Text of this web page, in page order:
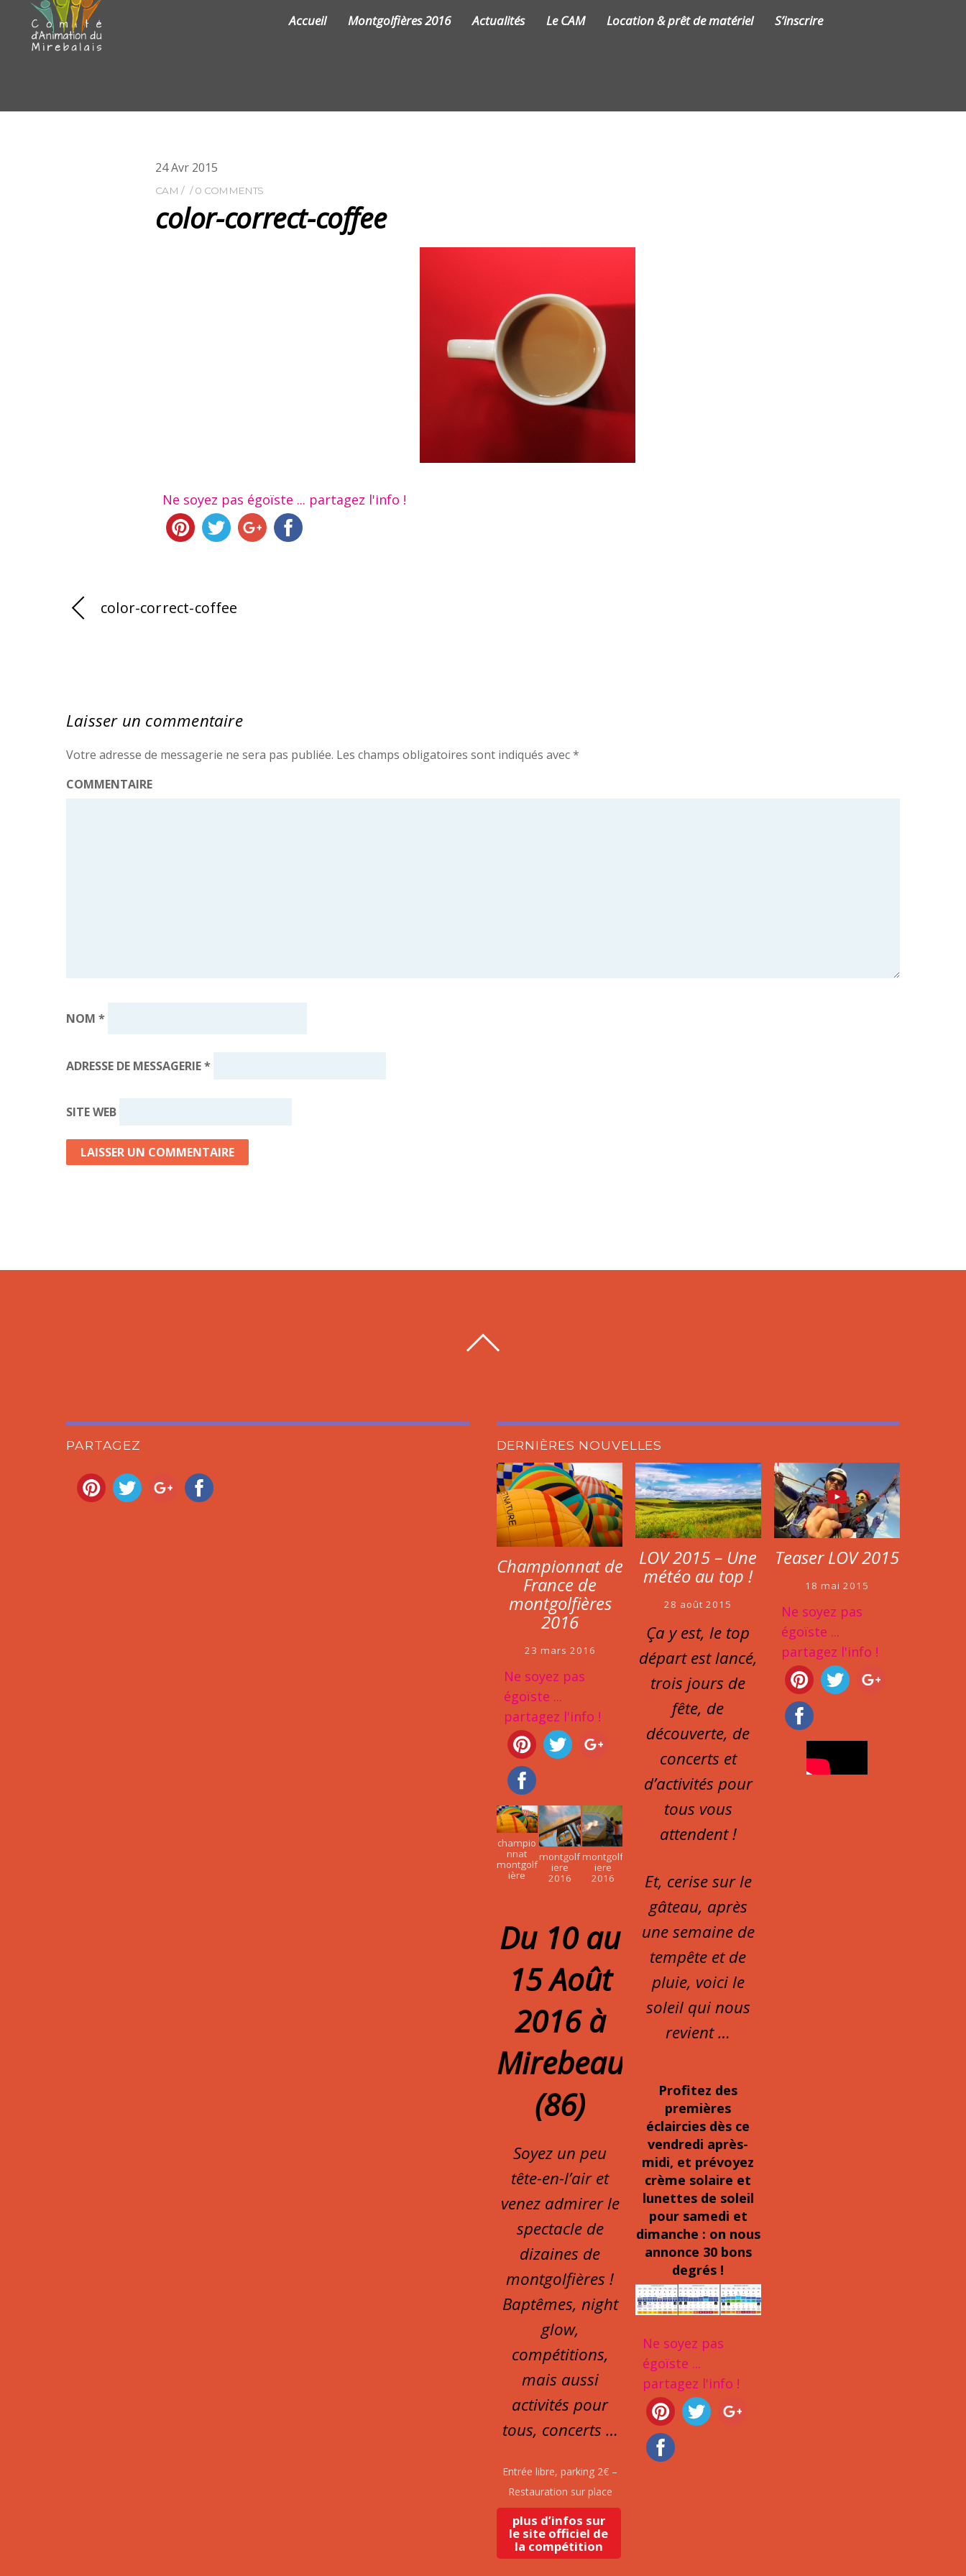
Accueil Montgolfières 2016 Actualités Le CAM Location & prêt de matériel S’inscrire
24Avr 2015
CAM 0 COMMENTS
color-correct-coffee
Ne soyez pas égoïste ... partagez l'info !
color-correct-coffee
Laisser un commentaire
Votre adresse de messagerie ne sera pas publiée. Les champs obligatoires sont indiqués avec*
COMMENTAIRE
NOM *
ADRESSE DE MESSAGERIE*
SITE WEB
PARTAGEZ DERNIÈRES NOUVELLES
Championnat de
France de
montgolfières
2016
23 mars 2016
Ne soyez pas
égoïste ...
partagez l'info !
champio
nnat
montgolf
ière
montgolf
iere
2016
montgolf
iere
2016
Du 10 au
15 Août
2016 à
Mirebeau
(86)
Soyez un peu
tête-en-l’air et
venez admirer le
spectacle de
dizaines de
montgolfières !
Baptêmes, night
glow,
compétitions,
mais aussi
activités pour
tous, concerts …
Entrée libre, parking 2€ –
Restauration sur place
plus d’infos sur
le site officiel de
la compétition
LOV 2015 – Une
météo au top !
28 août 2015
Ça y est, le top
départ est lancé,
trois jours de
fête, de
découverte, de
concerts et
d’activités pour
tous vous
attendent !
Et, cerise sur le
gâteau, après
une semaine de
tempête et de
pluie, voici le
soleil qui nous
revient …
Profitez des
premières
éclaircies dès ce
vendredi après-
midi, et prévoyez
crème solaire et
lunettes de soleil
pour samedi et
dimanche : on nous
annonce 30 bons
degrés !
Ne soyez pas
égoïste ...
partagez l'info !
Teaser LOV 2015
18 mai 2015
Ne soyez pas
égoïste ...
partagez l'info !